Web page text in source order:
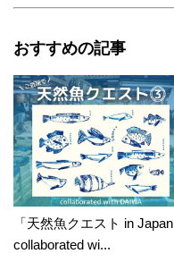
おすすめの記事
「天然魚クエスト in Japan
collaborated wi...